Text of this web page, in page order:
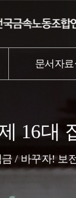
문서자료
16대
/ 바꾸자! 보